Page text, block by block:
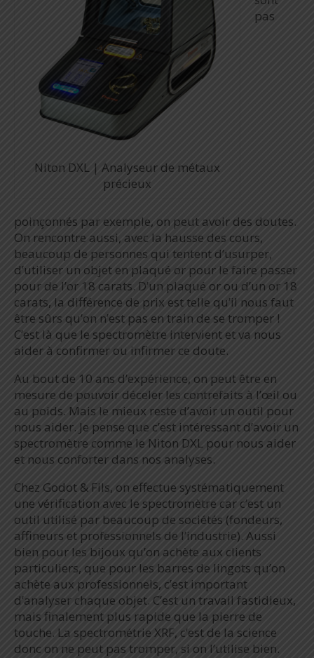
Niton DXL | Analyseur de métaux
précieux
pas
poinçonnés par exemple, on peut avoir des doutes.
On rencontre aussi, avec la hausse des cours,
beaucoup de personnes qui tentent d’usurper,
d’utiliser un objet en plaqué or pour le faire passer
pour de l’or 18 carats. D’un plaqué or ou d’un or 18
carats, la différence de prix est telle qu’il nous faut
être sûrs qu’on n’est pas en train de se tromper !
C’est là que le spectromètre intervient et va nous
aider à confirmer ou infirmer ce doute.
Au bout de 10 ans d’expérience, on peut être en
mesure de pouvoir déceler les contrefaits à l’œil ou
au poids. Mais le mieux reste d’avoir un outil pour
nous aider. Je pense que c’est intéressant d’avoir un
spectromètre comme le Niton DXL pour nous aider
et nous conforter dans nos analyses.
Chez Godot & Fils, on effectue systématiquement
une vérification avec le spectromètre car c’est un
outil utilisé par beaucoup de sociétés (fondeurs,
affineurs et professionnels de l’industrie). Aussi
bien pour les bijoux qu’on achète aux clients
particuliers, que pour les barres de lingots qu’on
achète aux professionnels, c’est important
d’analyser chaque objet. C’est un travail fastidieux,
mais finalement plus rapide que la pierre de
touche. La spectrométrie XRF, c’est de la science
donc on ne peut pas tromper, si on l’utilise bien.